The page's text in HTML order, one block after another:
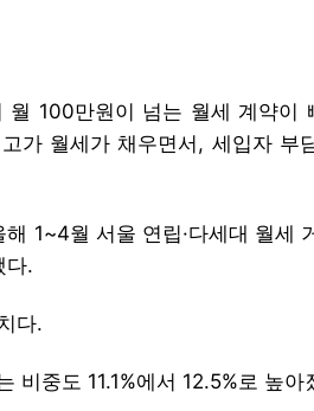
100만원이 넘는 월세 계약이
가 월세가 채우면서, 세입자 부
1~4월 서울 연립·다세대 월세
다.
다.
비중도 11.1%에서 12.5%로 높아